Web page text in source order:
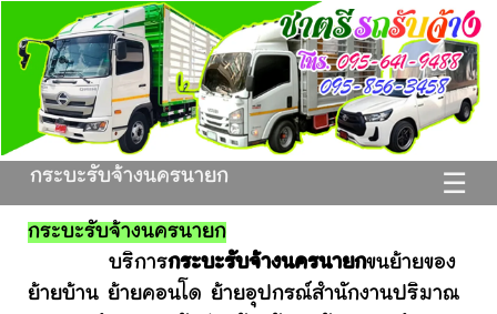
☰
กระบะรับจ้างนครนายก
กระบะรับจ้างนครนายก
บริการกระบะรับจ้างนครนายกขนย้ายของ
ย้ายบ้าน ย้ายคอนโด ย้ายอุปกรณ์สำนักงานปริมาณ